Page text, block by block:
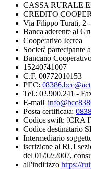
CASSA RURALE
CREDITO
Via Filippo Turati, 2
Banca aderente al
Cooperativo Iccrea
Società partecipante
Bancario
15240741007
C.F. 00772010153
PEC:
Tel.: 02.900.241 -
E-mail:
Posta certificata:
Codice swift: ICRA
Codice destinatario
Intermediario
iscrizione al RUI
del 01/02/2007,
all'indirizzo https://